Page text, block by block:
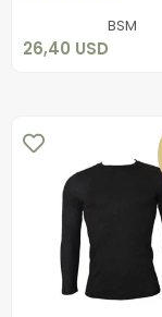
BSM
26,40 USD